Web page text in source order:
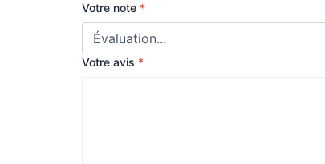
Votre note *
Votre avis *